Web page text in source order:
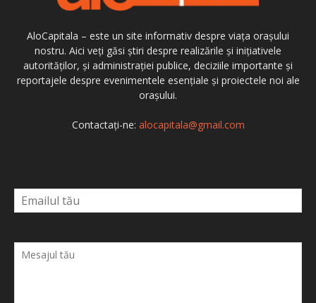
AloCapitala – este un site informativ despre viața orașului
nostru. Aici veți găsi știri despre realizările și inițiativele
autorităților, și administrației publice, deciziile importante și
reportajele despre evenimentele esențiale și proiectele noi ale
orașului.
Contactați-ne: alocapitala@gmail.com